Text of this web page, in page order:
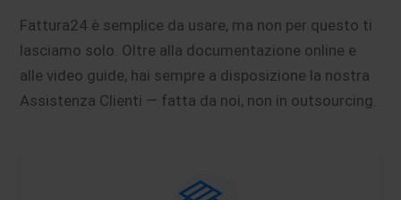
Fattura24 è semplice da usare, ma non per questo ti
lasciamo solo. Oltre alla documentazione online e
alle video guide, hai sempre a disposizione la nostra
Assistenza Clienti — fatta da noi, non in outsourcing.